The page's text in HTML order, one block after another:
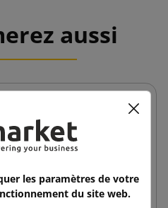
aussi
les paramètres de votre
du site web.